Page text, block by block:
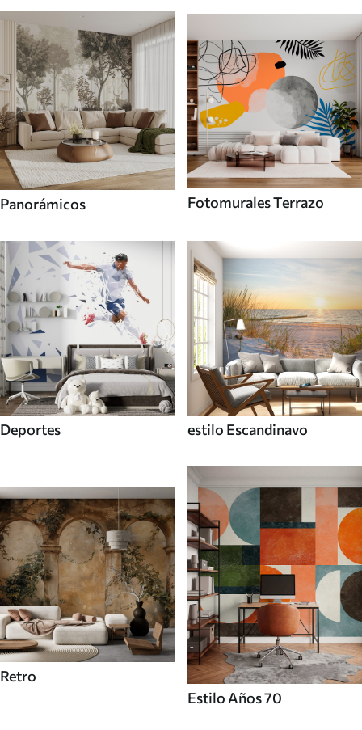
Panorámicos Fotomurales Terrazo
Deportes estilo Escandinavo
Retro
Estilo Años 70